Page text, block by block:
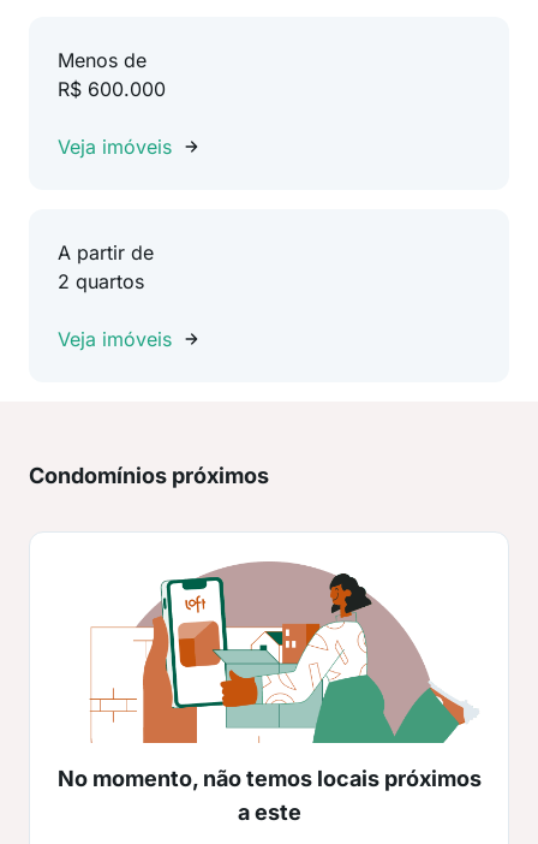
Menos de
R$ 600.000
Veja imóveis
A partir de
2 quartos
Veja imóveis
Condomínios próximos
No momento, não temos locais próximos
a este